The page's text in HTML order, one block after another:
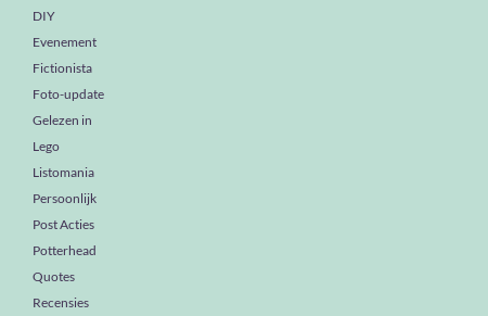
DIY
Evenement
Fictionista
Foto-update
Gelezen in
Lego
Listomania
Persoonlijk
Post Acties
Potterhead
Quotes
Recensies